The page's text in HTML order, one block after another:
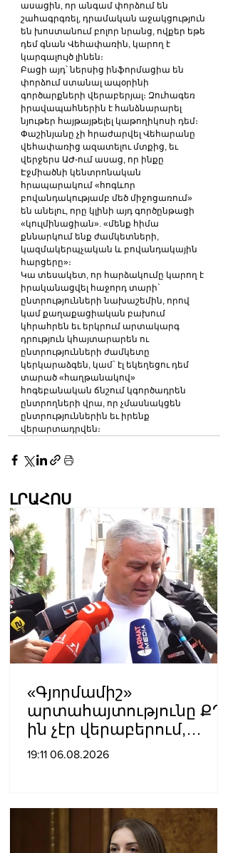
ասացին, որ անգամ փորձում են
շահագրգռել, դրամական աջակցություն
են խոստանում բոլոր նրանց, ովքեր եթե
դեմ գնան Վեհափառին, կարող է
կարգալույծ լինեն։
Բացի այդ՝ ներսից ինֆորմացիա են
փորձում ստանալ ապօրինի
գործարքների վերաբերյալ։ Զուհագեռ
իրավապահներին է հանձնարարել
նյութեր հայթայթելել կաթողիկոսի դեմ։
Փաշինյանը չի հրաժարվել Վեհարանը
վեհափառից ազատելու մտքից, եւ
վերջերս ԱԺ-ում ասաց, որ ինքը
Էջմիածնի կենտրոնական
հրապարակում «հոգևոր
բովանդակությամբ մեծ միջոցառում»
են անելու, որը կլինի այդ գործընթացի
«կուլմինացիան». «մենք հիմա
քննարկում ենք ժամկետների,
կազմակերպչական և բովանդակային
հարցերը»։
Կա տեսակետ, որ հարձակումը կարող է
իրականացվել հաջորդ տարի`
ընտրությունների նախաշեմին, որով
կամ քաղաքացիական բախում
կհրահրեն եւ երկրում արտակարգ
դրություն կհայտարարեն ու
ընտրությունների ժամկետը
կերկարաձգեն, կամ` էլ եկեղեցու դեմ
տարած «հաղթանակով»
հոգեբանական ճնշում կգործադրեն
ընտրողների վրա, որ չմասնակցեն
ընտրություններին եւ իրենք
վերարտադրվեն։
ԼՐԱՀՈՍ
«Գյnրմամիշ»
արտահայտությունը ՔՊ-
ին չէր վերաբերում,
ինձնից բիզնես
19:11 06.08.2026